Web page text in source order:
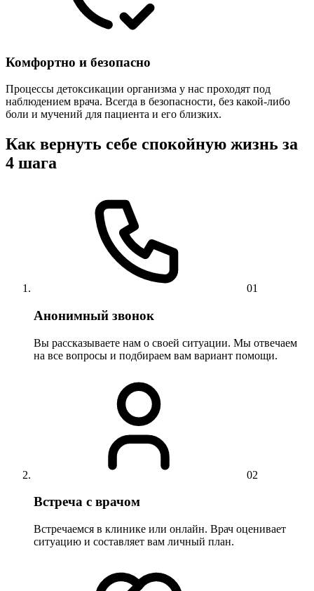
Комфортно и безопасно
Процессы детоксикации организма у нас проходят под
наблюдением врача. Всегда в безопасности, без какой-либо
боли и мучений для пациента и его близких.
Как вернуть себе спокойную жизнь за
4 шага
01
Анонимный звонок
Вы рассказываете нам о своей ситуации. Мы отвечаем
на все вопросы и подбираем вам вариант помощи.
02
Встреча с врачом
Встречаемся в клинике или онлайн. Врач оценивает
ситуацию и составляет вам личный план.